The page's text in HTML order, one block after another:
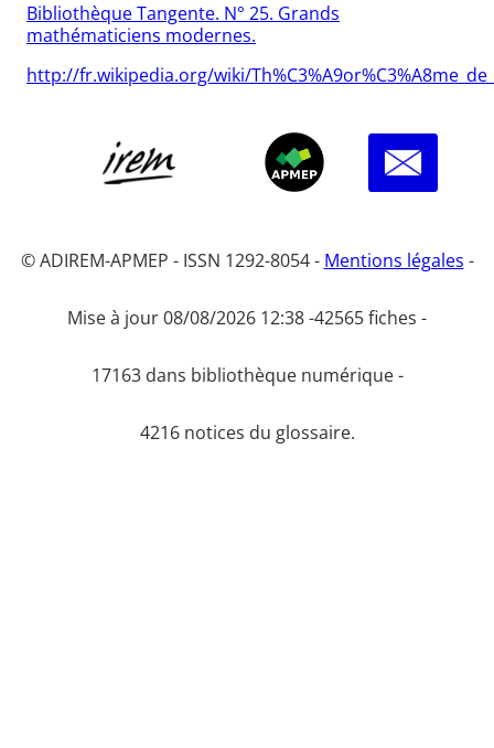
Bibliothèque Tangente. N° 25. Grands
mathématiciens modernes.
http://fr.wikipedia.org/wiki/
© ADIREM-APMEP - ISSN 1292-8054 - Mentions légales -
Mise à jour 08/08/2026 12:38 -42565 fiches -
17163 dans bibliothèque numérique -
4216 notices du glossaire.